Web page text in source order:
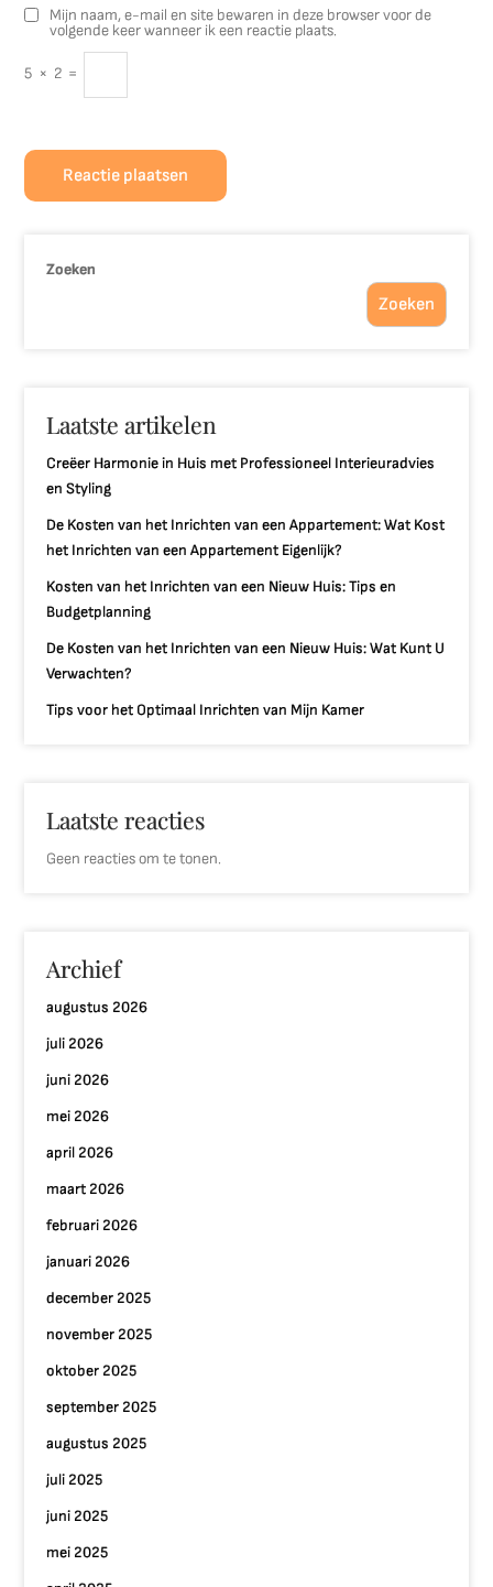
Mijn naam, e-mail en site bewaren in deze browser voor de
volgende keer wanneer ik een reactie plaats.
5 × 2 =
Zoeken
Zoeken
Laatste artikelen
Creëer Harmonie in Huis met Professioneel Interieuradvies
en Styling
De Kosten van het Inrichten van een Appartement: Wat Kost
het Inrichten van een Appartement Eigenlijk?
Kosten van het Inrichten van een Nieuw Huis: Tips en
Budgetplanning
De Kosten van het Inrichten van een Nieuw Huis: Wat Kunt U
Verwachten?
Tips voor het Optimaal Inrichten van Mijn Kamer
Laatste reacties
Geen reacties om te tonen.
Archief
augustus 2026
juli 2026
juni 2026
mei 2026
april 2026
maart 2026
februari 2026
januari 2026
december 2025
november 2025
oktober 2025
september 2025
augustus 2025
juli 2025
juni 2025
mei 2025